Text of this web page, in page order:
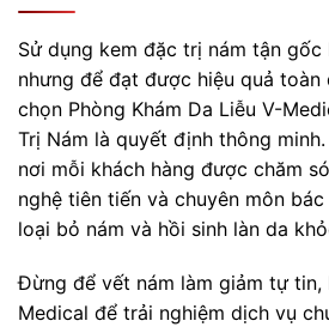
Sử dụng kem đặc trị nám tận
nhưng để đạt được hiệu quả toàn
chọn Phòng Khám Da Liễu V-
Trị Nám là quyết định thông
nơi mỗi khách hàng được chăm
nghệ tiên tiến và chuyên môn
loại bỏ nám và hồi sinh làn da
Đừng để vết nám làm giảm tự tin,
Medical để trải nghiệm dịch vụ